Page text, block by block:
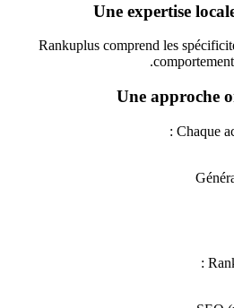
Une expertise
Rankuplus comprend les
Une approche
Chaque